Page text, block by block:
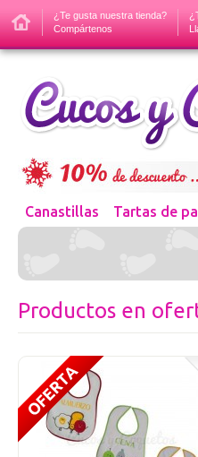
¿Te gusta nuestra tienda?
Compártenos
Canastillas Tartas de
Productos en